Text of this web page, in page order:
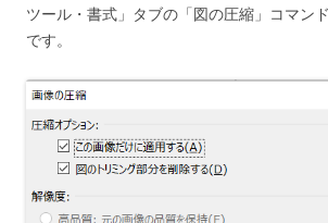
ツール・書式」タブの「図の圧縮」コマン
です。